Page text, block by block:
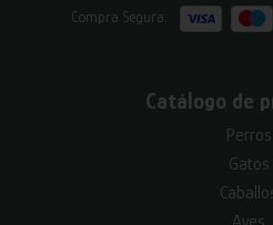
Compra Segura:
Catálogo de
Perros
Gatos